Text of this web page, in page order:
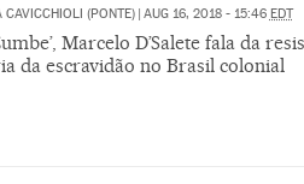
CAVICCHIOLI (PONTE) | AUG 16, 2018 - 15:46 EDT
Marcelo D’Salete fala da
da escravidão no Brasil colonial